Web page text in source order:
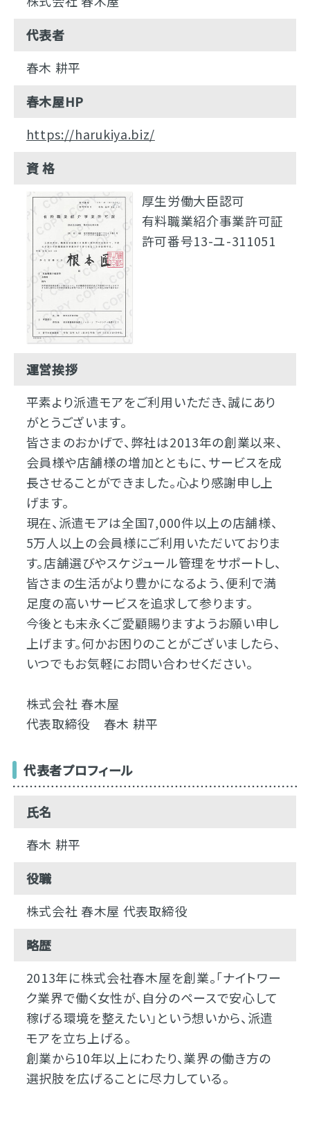
代表者
春木 耕平
春木屋HP
https://harukiya.biz/
資 格
厚生労働大臣認可
有料職業紹介事業許可証
許可番号13-ユ-311051
運営挨拶
平素より派遣モアをご利用いただき、誠にあり
がとうございます。
皆さまのおかげで、弊社は2013年の創業以来、
会員様や店舗様の増加とともに、サービスを成
長させることができました。心より感謝申し上
げます。
現在、派遣モアは全国7,000件以上の店舗様、
5万人以上の会員様にご利用いただいておりま
す。店舗選びやスケジュール管理をサポートし、
皆さまの生活がより豊かになるよう、便利で満
足度の高いサービスを追求して参ります。
今後とも末永くご愛顧賜りますようお願い申し
上げます。何かお困りのことがございましたら、
いつでもお気軽にお問い合わせください。
株式会社 春木屋
代表取締役 春木 耕平
代表者プロフィール
氏名
春木 耕平
役職
株式会社 春木屋 代表取締役
略歴
2013年に株式会社春木屋を創業。「ナイトワー
ク業界で働く女性が、自分のペースで安心して
稼げる環境を整えたい」という想いから、派遣
モアを立ち上げる。
創業から10年以上にわたり、業界の働き方の
選択肢を広げることに尽力している。